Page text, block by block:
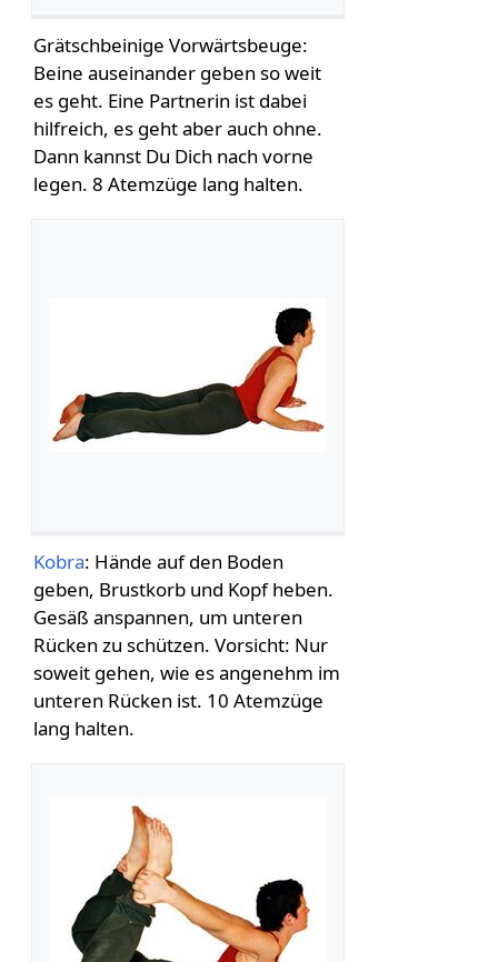
Grätschbeinige Vorwärtsbeuge:
Beine auseinander geben so weit
es geht. Eine Partnerin ist dabei
hilfreich, es geht aber auch ohne.
Dann kannst Du Dich nach vorne
legen. 8 Atemzüge lang halten.
Kobra: Hände auf den Boden
geben, Brustkorb und Kopf heben.
Gesäß anspannen, um unteren
Rücken zu schützen. Vorsicht: Nur
soweit gehen, wie es angenehm im
unteren Rücken ist. 10 Atemzüge
lang halten.